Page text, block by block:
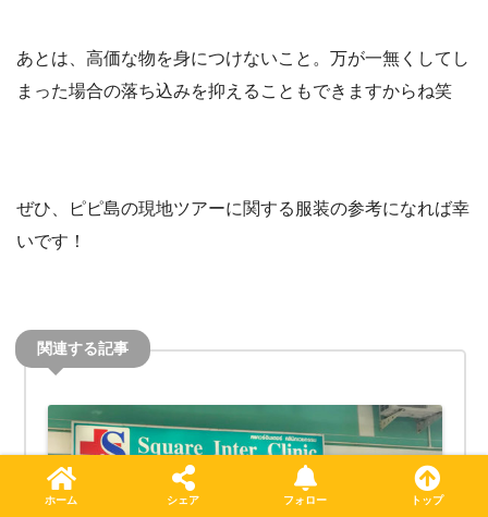
あとは、高価な物を身につけないこと。万が一無くしてし
まった場合の落ち込みを抑えることもできますからね笑
ぜひ、ピピ島の現地ツアーに関する服装の参考になれば幸
いです！
ホーム シェア フォロー トップ